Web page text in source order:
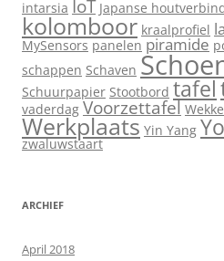
intarsia IoT Japanse
kolomboor kraalprofiel
MySensors panelen piramide
schappen Schaven
Schuurpapier Stootbord tafel
vaderdag Voorzettafel
Werkplaats Yin Yang
zwaluwstaart
ARCHIEF
April 2018